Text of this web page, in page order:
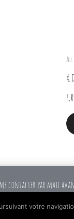
contacter par mail
«
votre